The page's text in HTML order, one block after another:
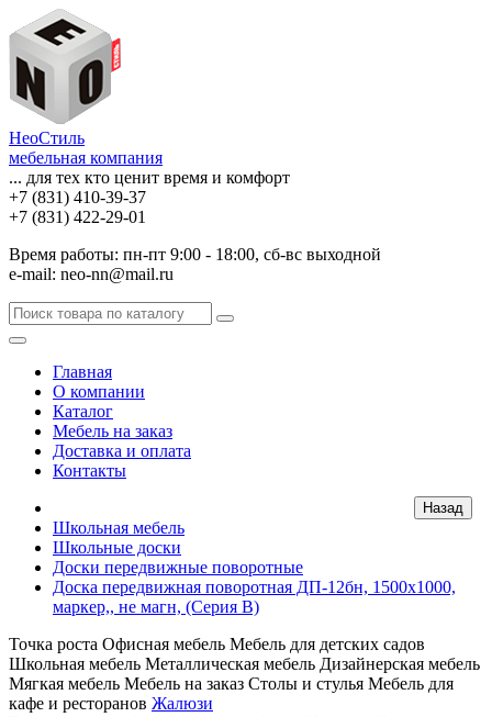
НеоСтиль
мебельная компания
... для тех кто ценит время и комфорт
+7 (831) 410-39-37
+7 (831) 422-29-01
Время работы: пн-пт 9:00 - 18:00, сб-вс выходной
e-mail: neo-nn@mail.ru
Главная
О компании
Каталог
Мебель на заказ
Доставка и оплата
Контакты
Школьная мебель
Школьные доски
Доски передвижные поворотные
Доска передвижная поворотная ДП-12бн, 1500х1000,
маркер,, не магн, (Серия В)
Точка роста Офисная мебель Мебель для детских садов
Школьная мебель Металлическая мебель Дизайнерская мебель
Мягкая мебель Мебель на заказ Столы и стулья Мебель для
кафе и ресторанов Жалюзи